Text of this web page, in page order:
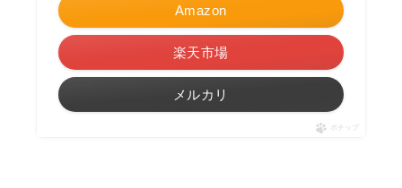
Amazon
楽天市場
メルカリ
ポチップ